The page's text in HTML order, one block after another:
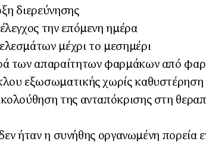
διερεύνησης
την επόμενη ημέρα
μέχρι το μεσημέρι
των απαραίτητων φαρμάκων από
εξωσωματικής χωρίς καθυστέρηση
της ανταπόκρισης στη
ήταν η συνήθης οργανωμένη πορεία